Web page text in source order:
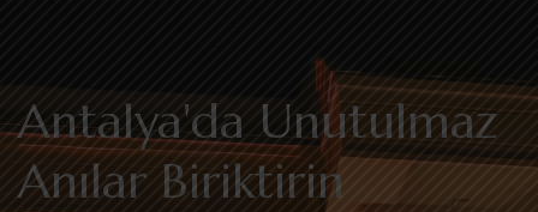
Antalya'da Unutulmaz
Anılar Biriktirin